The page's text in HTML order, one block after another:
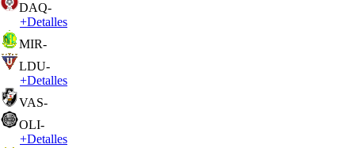
DAQ-
+Detalles
MIR-
LDU-
+Detalles
VAS-
OLI-
+Detalles